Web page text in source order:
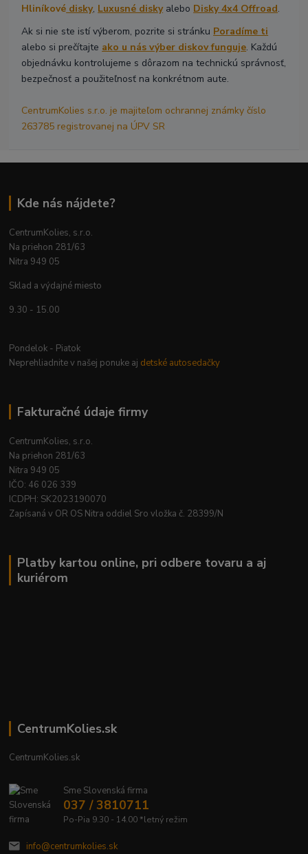
Hliníkové disky, Luxusné diskyalebo Disky 4x4 Offroad.
Ak si nie ste istí výberom, pozrite si stránku Poradíme ti
alebo si prečítajte ako u nás výber diskov funguje. Každú
objednávku kontrolujeme s dôrazom na technickú správnosť,
bezpečnosť a použiteľnosť na konkrétnom aute.
CentrumKolies s.r.o. je majiteľom ochrannej známky číslo
263785 registrovanej na ÚPV SR
Kde nás nájdete?
CentrumKolies, s.r.o.
Na priehon 281/63
Nitra 949 05
Sklad a výdajné miesto
9.30 - 15.00
Pondelok - Piatok
Neprehliadnite v našej ponuke aj detské autosedačky
Fakturačné údaje firmy
CentrumKolies, s.r.o.
Na priehon 281/63
Nitra 949 05
IČO: 46 026 339
ICDPH: SK2023190070
Zapísaná v OR OS Nitra oddiel Sro vložka č. 28399/N
Platby kartou online, pri odbere tovaru a aj
kuriérom
CentrumKolies.sk
CentrumKolies.sk
Sme Slovenská firma
037 / 3810711
Po-Pia 9.30 - 14.00 *letný režim
info@centrumkolies.sk